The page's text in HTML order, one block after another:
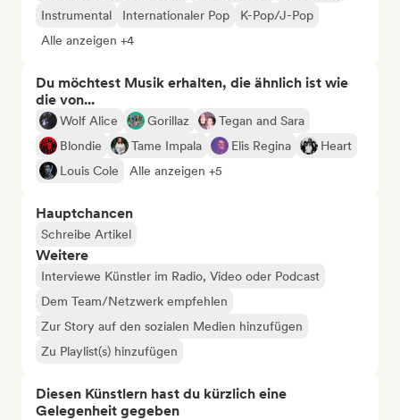
Instrumental
Internationaler Pop
K-Pop/J-Pop
Alle anzeigen +4
Du möchtest Musik erhalten, die ähnlich ist wie
die von...
Wolf Alice Gorillaz
Tegan and Sara
Blondie
Tame Impala Elis Regina
Heart
Louis Cole
Alle anzeigen +5
Hauptchancen
Schreibe Artikel
Weitere
Interviewe Künstler im Radio, Video oder Podcast
Dem Team/Netzwerk empfehlen
Zur Story auf den sozialen Medien hinzufügen
Zu Playlist(s) hinzufügen
Diesen Künstlern hast du kürzlich eine
Gelegenheit gegeben